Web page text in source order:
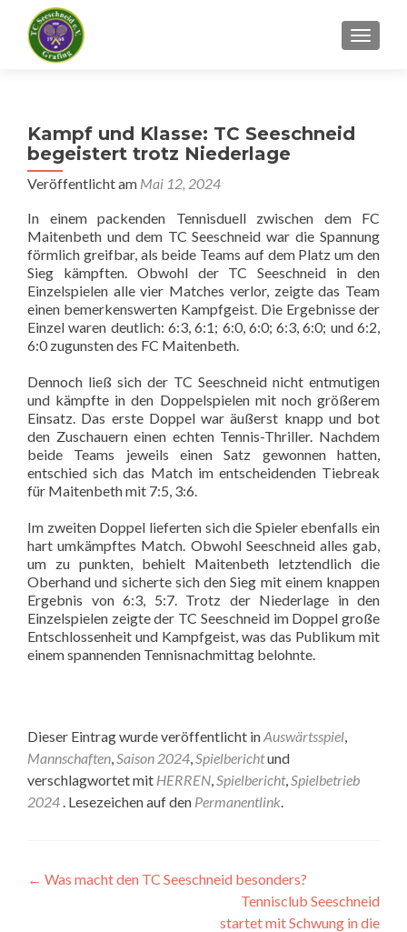
Kampf und Klasse: TC Seeschneid
begeistert trotz Niederlage
Veröffentlicht am Mai 12, 2024
In einem packenden Tennisduell zwischen dem FC
Maitenbeth und dem TC Seeschneid war die Spannung
förmlich greifbar, als beide Teams auf dem Platz um den
Sieg kämpften. Obwohl der TC Seeschneid in den
Einzelspielen alle vier Matches verlor, zeigte das Team
einen bemerkenswerten Kampfgeist. Die Ergebnisse der
Einzel waren deutlich: 6:3, 6:1; 6:0, 6:0; 6:3, 6:0; und 6:2,
6:0 zugunsten des FC Maitenbeth.
Dennoch ließ sich der TC Seeschneid nicht entmutigen
und kämpfte in den Doppelspielen mit noch größerem
Einsatz. Das erste Doppel war äußerst knapp und bot
den Zuschauern einen echten Tennis-Thriller. Nachdem
beide Teams jeweils einen Satz gewonnen hatten,
entschied sich das Match im entscheidenden Tiebreak
für Maitenbeth mit 7:5, 3:6.
Im zweiten Doppel lieferten sich die Spieler ebenfalls ein
hart umkämpftes Match. Obwohl Seeschneid alles gab,
um zu punkten, behielt Maitenbeth letztendlich die
Oberhand und sicherte sich den Sieg mit einem knappen
Ergebnis von 6:3, 5:7. Trotz der Niederlage in den
Einzelspielen zeigte der TC Seeschneid im Doppel große
Entschlossenheit und Kampfgeist, was das Publikum mit
einem spannenden Tennisnachmittag belohnte.
Dieser Eintrag wurde veröffentlicht inAuswärtsspiel,
Mannschaften,Saison 2024,Spielberichtund
verschlagwortet mit HERREN,Spielbericht,Spielbetrieb
2024 . Lesezeichen auf den Permanentlink.
Beitragsnavigation
← Was macht den TC Seeschneid besonders?
Tennisclub Seeschneid
startet mit Schwung in die